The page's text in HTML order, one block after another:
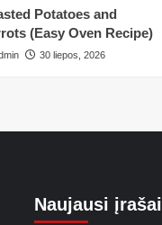
Potatoes and
(Easy Oven Recipe)
30 liepos, 2026
Naujausi įrašai